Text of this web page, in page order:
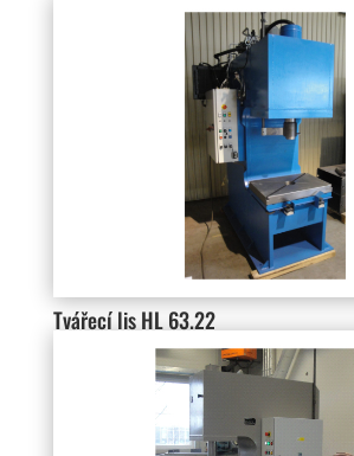
Tvářecí lis HL 63.22